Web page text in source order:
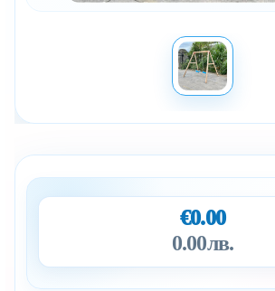
€0.00
0.00лв.